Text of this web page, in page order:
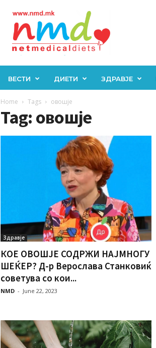
ВЕСТИ ДИЕТИ ЗДРАВЈЕ
Home Tags овошје
Tag: овошје
Здравје
КОЕ ОВОШЈЕ СОДРЖИ НАЈМНОГУ
ШЕЌЕР? Д-р Верослава Станковиќ
советува со кои...
NMD - June 22, 2023